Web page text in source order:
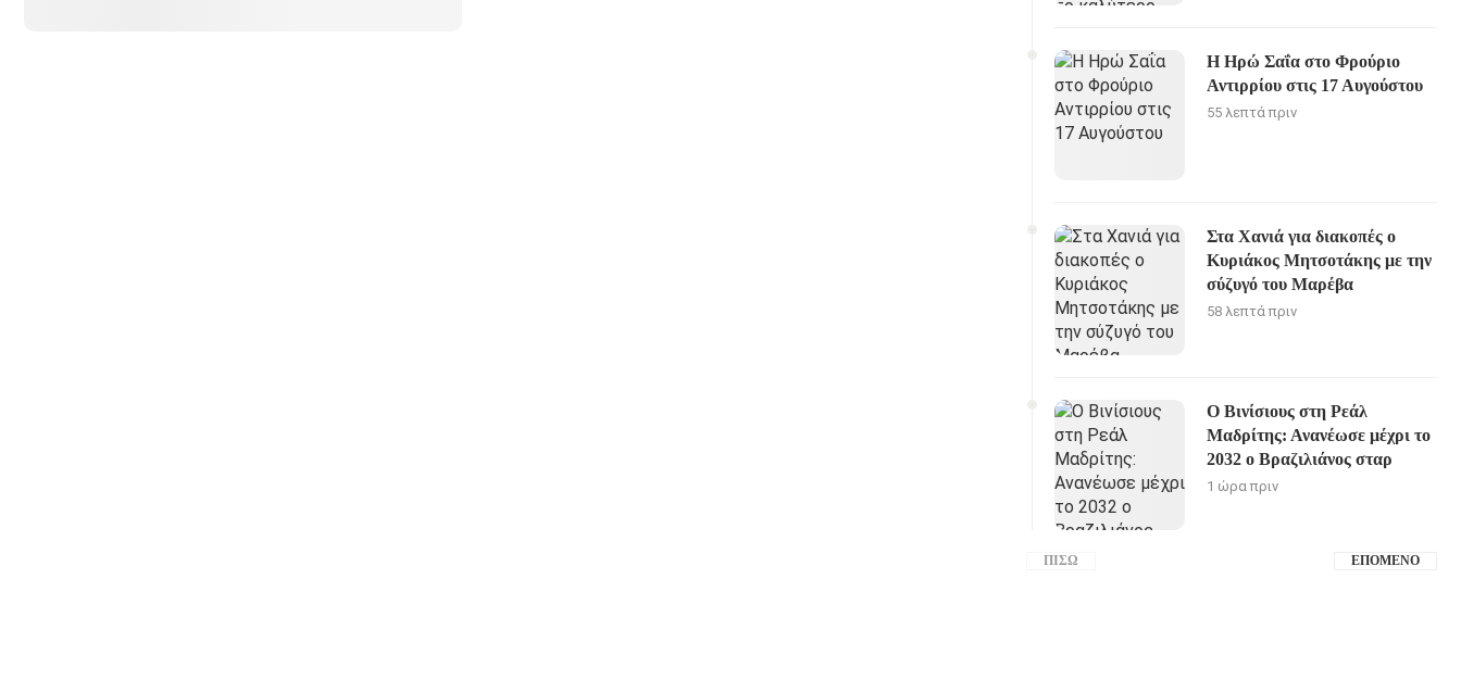
Η Ηρώ Σαΐα στο Φρούριο
Αντιρρίου στις 17 Αυγούστου
55 λεπτά πριν
Στα Χανιά για διακοπές ο
Κυριάκος Μητσοτάκης με την
σύζυγό του Μαρέβα
58 λεπτά πριν
Ο Βινίσιους στη Ρεάλ
Μαδρίτης: Ανανέωσε μέχρι το
2032 ο Βραζιλιάνος σταρ
1 ώρα πριν
ΠΊΣΩ ΕΠΌΜΕΝΟ